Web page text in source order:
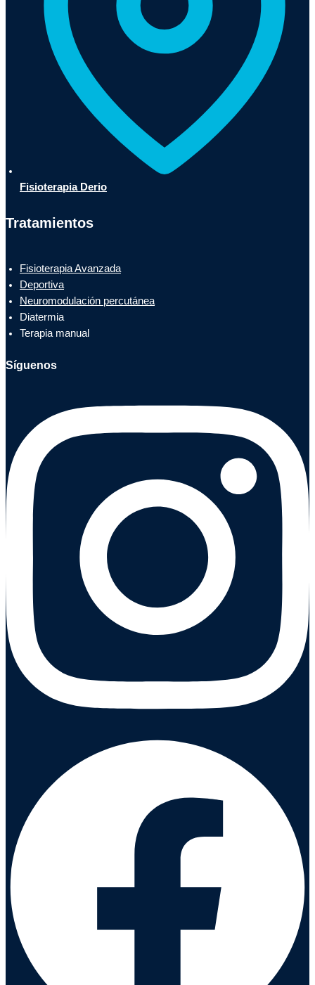
Fisioterapia Derio
Tratamientos
Fisioterapia Avanzada
Deportiva
Neuromodulación percutánea
Diatermia
Terapia manual
Síguenos